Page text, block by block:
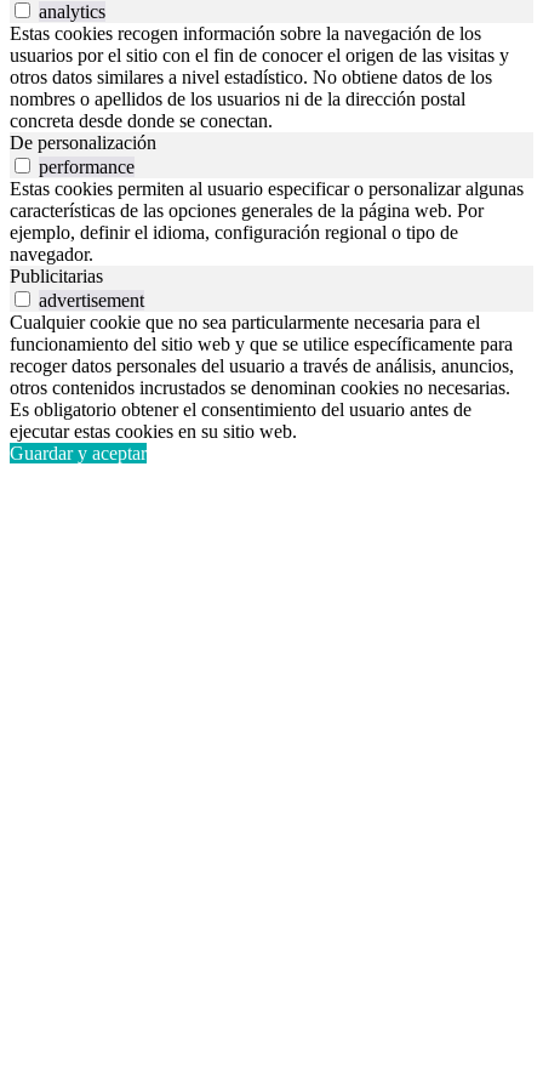
analytics
Estas cookies recogen información sobre la navegación de los
usuarios por el sitio con el fin de conocer el origen de las visitas y
otros datos similares a nivel estadístico. No obtiene datos de los
nombres o apellidos de los usuarios ni de la dirección postal
concreta desde donde se conectan.
De personalización
performance
Estas cookies permiten al usuario especificar o personalizar algunas
características de las opciones generales de la página web. Por
ejemplo, definir el idioma, configuración regional o tipo de
navegador.
Publicitarias
advertisement
Cualquier cookie que no sea particularmente necesaria para el
funcionamiento del sitio web y que se utilice específicamente para
recoger datos personales del usuario a través de análisis, anuncios,
otros contenidos incrustados se denominan cookies no necesarias.
Es obligatorio obtener el consentimiento del usuario antes de
ejecutar estas cookies en su sitio web.
Guardar y aceptar